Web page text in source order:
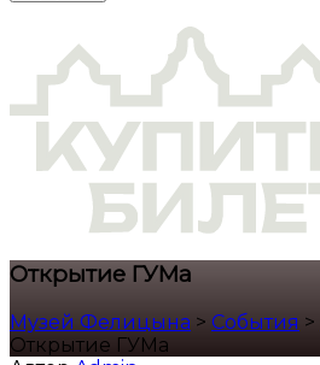
Открытие ГУМа
Музей Фелицына > События >
Открытие ГУМа